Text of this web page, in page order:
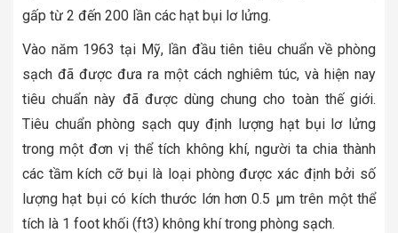
gấp từ 2 đến 200 lần các hạt bụi lơ lửng.
Vào năm 1963 tại Mỹ, lần đầu tiên tiêu chuẩn về phòng
sạch đã được đưa ra một cách nghiêm túc, và hiện nay
tiêu chuẩn này đã được dùng chung cho toàn thế giới.
Tiêu chuẩn phòng sạch quy định lượng hạt bụi lơ lửng
trong một đơn vị thể tích không khí, người ta chia thành
các tầm kích cỡ bụi là loại phòng được xác định bởi số
lượng hạt bụi có kích thước lớn hơn 0.5 µm trên một thể
tích là 1 foot khối (ft3) không khí trong phòng sạch.